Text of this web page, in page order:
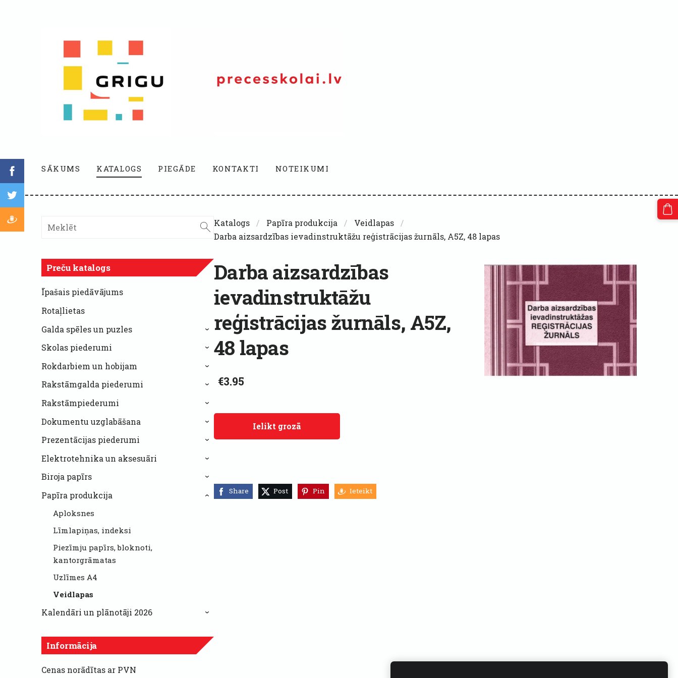
SĀKUMS KATALOGS PIEGĀDE KONTAKTI NOTEIKUMI
Preču katalogs
Īpašais piedāvājums
Rotaļlietas
Galda spēles un puzles
›
Skolas piederumi ›
Rokdarbiem un hobijam ›
Rakstāmgalda piederumi ›
Rakstāmpiederumi ›
Dokumentu uzglabāšana ›
Prezentācijas piederumi ›
Elektrotehnika un aksesuāri ›
Biroja papīrs ›
Papīra produkcija
Aploksnes
Līmlapiņas, indeksi
Piezīmju papīrs, bloknoti,
kantorgrāmatas
Uzlīmes A4
Veidlapas
›
Kalendāri un plānotāji 2026 ›
Informācija
Cenas norādītas ar PVN
Katalogs Papīra produkcija
Veidlapas
Darba aizsardzības ievadinstruktāžu reģistrācijas žurnāls, A5Z, 48 lapas
Darba aizsardzības
ievadinstruktāžu
reģistrācijas žurnāls, A5Z,
48 lapas
€3.95
Ielikt grozā
Share Post Pin Ieteikt